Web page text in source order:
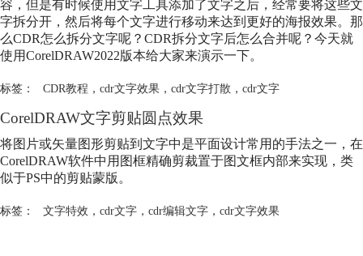
容，但是有时候使用文字工具添加了文字之后，经常要将这些文
字拆分开，然后将每个文字进行移动来达到更好的海报效果。那
么CDR怎么拆分文字呢？CDR拆分文字后怎么合并呢？今天就
使用CorelDRAW2022版本给大家来演示一下。
标签： CDR教程 ， cdr文字效果， cdr文字打散 ， cdr文字
CorelDRAW文字剪贴圆点效果
将图片或矢量图形剪贴到文字中是平面设计常用的手法之一，在
CorelDRAW软件中用图框精确剪裁置于图文框内部来实现，类
似于PS中的剪贴蒙版。
标签： 文字特效 ， cdr文字， cdr编辑文字， cdr文字效果